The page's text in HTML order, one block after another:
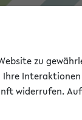
zu
widerrufen.